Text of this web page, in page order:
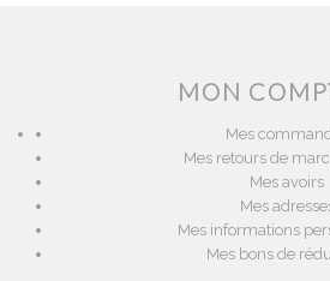
MON
Mes
Mes retours de
Mes avoirs
Mes
Mes informations
Mes bons de